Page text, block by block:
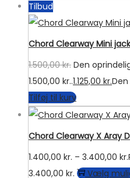
Tilbud
Chord Clearway Mini
1.500,00kr. Den
1.500,00 kr..1.125,00 kr.Den
Tilføj til kurv
Chord Clearway X Aray
1.400,00 kr. – 3.400,00 kr.
3.400,00 kr.
Vælg